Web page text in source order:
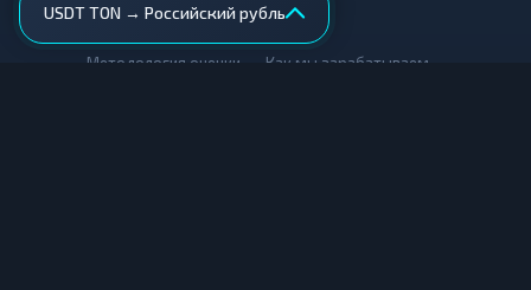
USDT TON → Российский рубль
AML-проверка
Методология оценки Как мы зарабатываем